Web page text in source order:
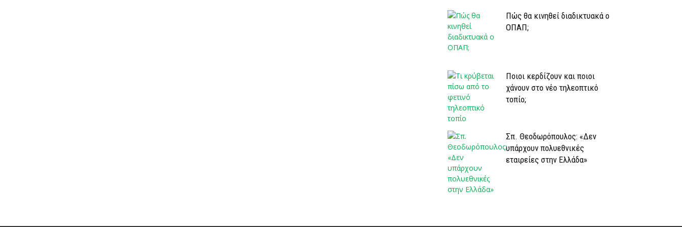
Πώς θα κινηθεί διαδικτυακά ο
ΟΠΑΠ;
Ποιοι κερδίζουν και ποιοι
χάνουν στο νέο τηλεοπτικό
τοπίο;
Σπ. Θεοδωρόπουλος: «Δεν
υπάρχουν πολυεθνικές
εταιρείες στην Ελλάδα»